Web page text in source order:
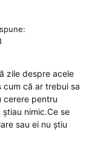
spune:
zile despre acele
că ar trebui sa
cerere pentru
nimic.Ce se
sau ei nu știu